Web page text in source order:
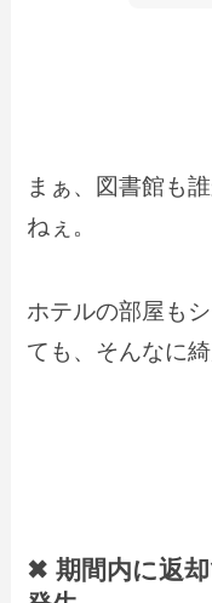
まぁ、図書館も
ねぇ。
ホテルの部屋も
ても、そんなに
✖ 期間内に返